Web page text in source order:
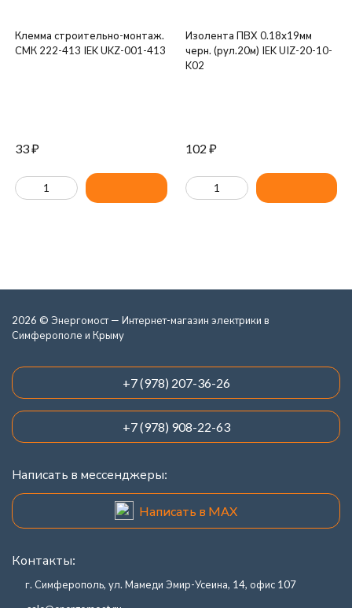
Клемма строительно-монтаж.
СМК 222-413 IEK UKZ-001-413
33₽
Изолента ПВХ 0.18х19мм
черн. (рул.20м) IEK UIZ-20-10-
K02
102 ₽
2026 © Энергомост — Интернет-магазин электрики в
Симферополе и Крыму
+7 (978) 207-36-26
+7 (978) 908-22-63
Написать в мессенджеры:
Написать в MAX
Контакты:
г. Симферополь, ул. Мамеди Эмир-Усеина, 14, офис 107